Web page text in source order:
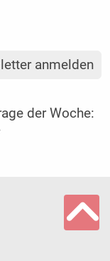
anmelden
der Woche: